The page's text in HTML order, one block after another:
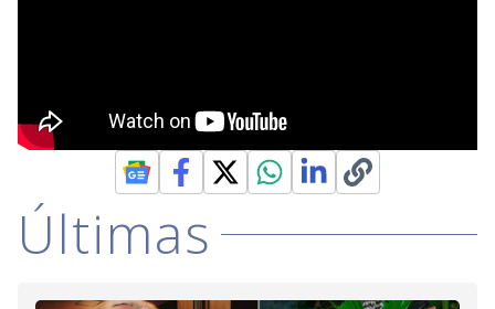
Últimas